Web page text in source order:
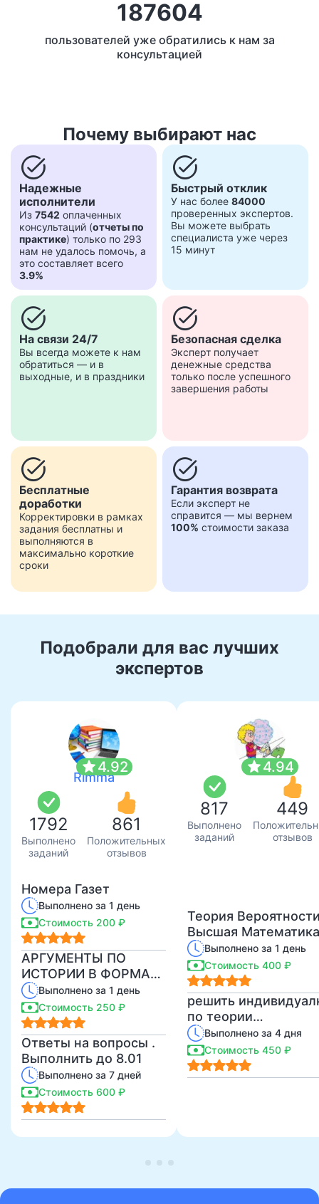
187604
пользователей уже обратились к нам за
консультацией
Почему выбирают нас
task_alt
Надежные
исполнители
Из 7542 оплаченных
консультаций (отчеты по
практике) только по 293
нам не удалось помочь, а
это составляет всего
3.9%
task_alt
Быстрый отклик
У нас более 84000
проверенных экспертов.
Вы можете выбрать
специалиста уже через
15 минут
task_alt
На связи 24/7
Вы всегда можете к нам
обратиться — и в
выходные, и в праздники
task_alt
Безопасная сделка
Эксперт получает
денежные средства
только после успешного
завершения работы
task_alt
Бесплатные
доработки
Корректировки в рамках
задания бесплатны и
выполняются в
максимально короткие
сроки
task_alt
Гарантия возврата
Если эксперт не
справится — мы вернем
100% стоимости заказа
Подобрали для вас лучших
экспертов
star4.92
Rimma
1792
Выполнено
заданий
861
Положительных
отзывов
Номера Газет
Выполнено за 1 день
Стоимость 200 ₽
АРГУМЕНТЫ ПО
ИСТОРИИ В ФОРМАТЕ
ЕГЭВыполнено за 1 день
Стоимость 250 ₽
Ответы на вопросы .
Выполнить до 8.01
Выполнено за 7 дней
Стоимость 600 ₽
star4.94
817
Выполнено
заданий
449
отзывов
Теория
Высшая Математика
Выполнено за 1 день
Стоимость 400 ₽
решить
по теории
вероятности
Выполнено за 4 дня
Стоимость 450 ₽